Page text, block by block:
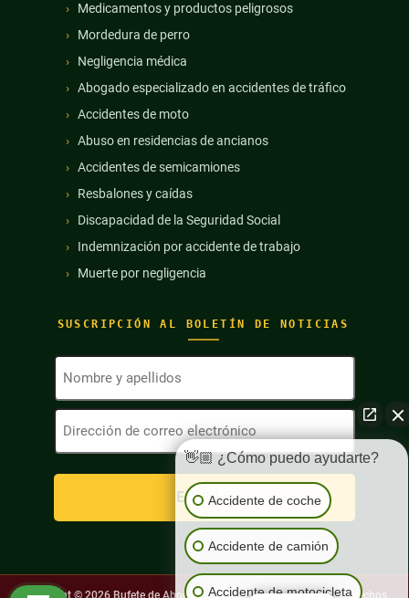
SUSCRIPCIÓN AL BOLETÍN DE NOTICIAS
Nombre
apellidos
Dirección
de
correo
electrónico
(Obligatorio)
Medicamentos y productos peligrosos
Mordedura de perro
Negligencia médica
Abogado especializado en accidentes de tráfico
Accidentes de moto
Abuso en residencias de ancianos
Accidentes de semicamiones
Resbalones y caídas
Discapacidad de la Seguridad Social
Indemnización por accidente de trabajo
Muerte por negligencia
Copyright © 2026Bufete de Abogados Richard Harris. Todos los derechos
👋🏼 ¿Cómo puedo ayudarte?
Accidente de coche
Accidente de camión
Accidente de motocicleta